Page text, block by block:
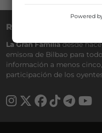
RADIO NERVIÓN
La Gran Familiadesde
emisora de Bilbao para
información a menos
participación de los
Powered